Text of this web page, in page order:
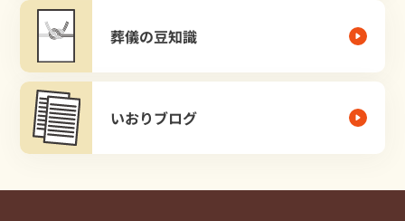
葬儀の豆知識
いおりブログ